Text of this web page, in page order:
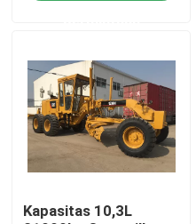
Mesin Excavator Bekas
excavator komatsu bekas
Excavator Cat Bekas
Kapasitas 10,3L